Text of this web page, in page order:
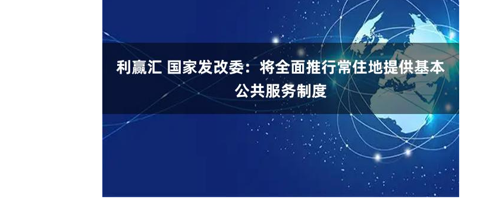
深证成指 14311.01 沪深300 4694.44